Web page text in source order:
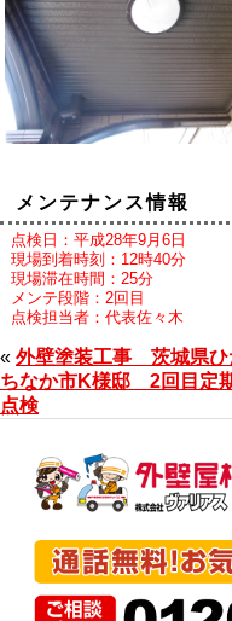
メンテナンス情報
点検日：平成28年9月6日
現場到着時刻：12時40分
現場滞在時間：25分
メンテ段階：2回目
点検担当者：代表佐々木
« 外壁塗装工事 茨城県ひ
ちなか市K様邸 2回目定
点検